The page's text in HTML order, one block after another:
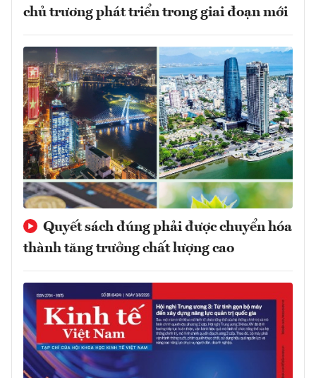
chủ trương phát triển trong giai đoạn mới
Quyết sách đúng phải được chuyển hóa
thành tăng trưởng chất lượng cao